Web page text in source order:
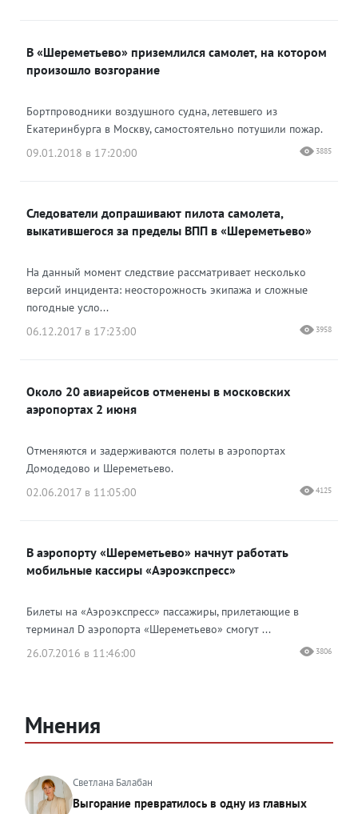
В «Шереметьево» приземлился самолет, на котором
произошло возгорание
Бортпроводники воздушного судна, летевшего из
Екатеринбурга в Москву, самостоятельно потушили пожар.
09.01.2018 в 17:20:00
3885
Следователи допрашивают пилота самолета,
выкатившегося за пределы ВПП в «Шереметьево»
На данный момент следствие рассматривает несколько
версий инцидента: неосторожность экипажа и сложные
погодные усло...
06.12.2017 в 17:23:00
3958
Около 20 авиарейсов отменены в московских
аэропортах 2 июня
Отменяются и задерживаются полеты в аэропортах
Домодедово и Шереметьево.
02.06.2017 в 11:05:00
4125
В аэропорту «Шереметьево» начнут работать
мобильные кассиры «Аэроэкспресс»
Билеты на «Аэроэкспресс» пассажиры, прилетающие в
терминал D аэропорта «Шереметьево» смогут ...
26.07.2016 в 11:46:00
3806
Мнения
Светлана Балабан
Выгорание превратилось в одну из главных